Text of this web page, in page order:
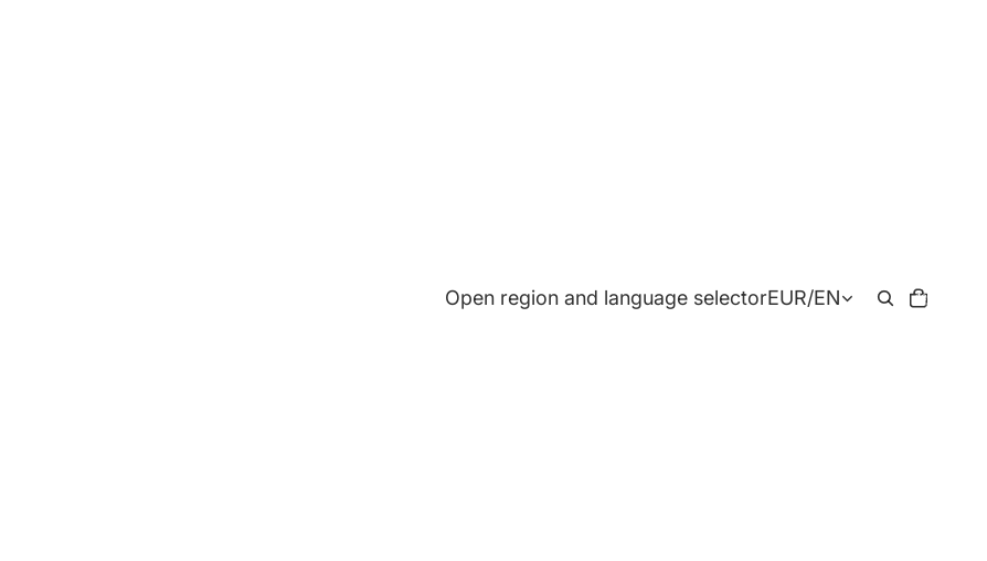
Open region and language selectorEUR/EN
items
in